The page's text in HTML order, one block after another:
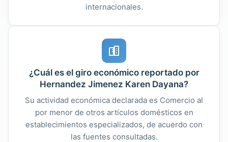
internacionales.
¿Cuál es el giro económico reportado por
Hernandez Jimenez Karen Dayana?
Su actividad económica declarada es Comercio al
por menor de otros artículos domésticos en
establecimientos especializados, de acuerdo con
las fuentes consultadas.